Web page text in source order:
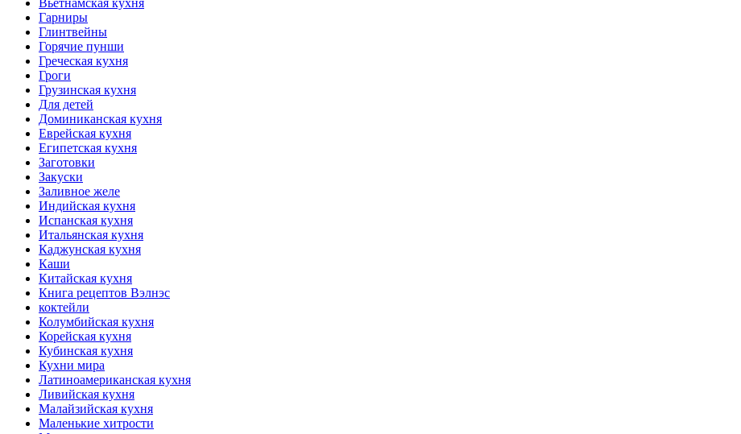
Вьетнамская кухня
Гарниры
Глинтвейны
Горячие пунши
Греческая кухня
Гроги
Грузинская кухня
Для детей
Доминиканская кухня
Еврейская кухня
Египетская кухня
Заготовки
Закуски
Заливное желе
Индийская кухня
Испанская кухня
Итальянская кухня
Каджунская кухня
Каши
Китайская кухня
Книга рецептов Вэлнэс
коктейли
Колумбийская кухня
Корейская кухня
Кубинская кухня
Кухни мира
Латиноамериканская кухня
Ливийская кухня
Малайзийская кухня
Маленькие хитрости